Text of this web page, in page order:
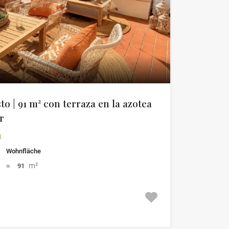
| 91 m² con terraza en la azotea
Wohnfläche
91
m²